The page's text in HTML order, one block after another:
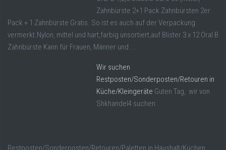
Zahnbürste 2+1 Pack Zahnbürsten 2er
Pack + 1 Zahnbürste Gratis. So ist es auch auf der Verpackung
vermerkt.Nylon, mittel und hart,farbig unsortiert,auf Blister 3 x 12 Oral B
Zahnbürste Kann für Frauen, Männer und ...
Wir suchen
Restposten/Sonderposten/Retouren in
Küche/Kleingeräte Guten Tag, wir von
Shkhandel4 suchen
Restposten/Sonderposten/Retouren/Paletten in Haushalt/Küchen